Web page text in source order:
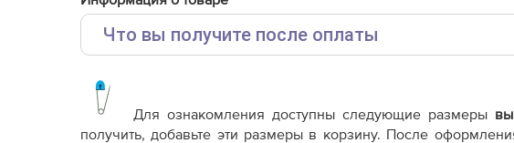
Что вы получите после оплаты
Выкройка PDF для печати на принтере A4 или плоттере A0
от выбора формата
Инструкция-жакет-Леа957.pdf
Для ознакомления доступны следующие размеры
получить, добавьте эти размеры в корзину. После